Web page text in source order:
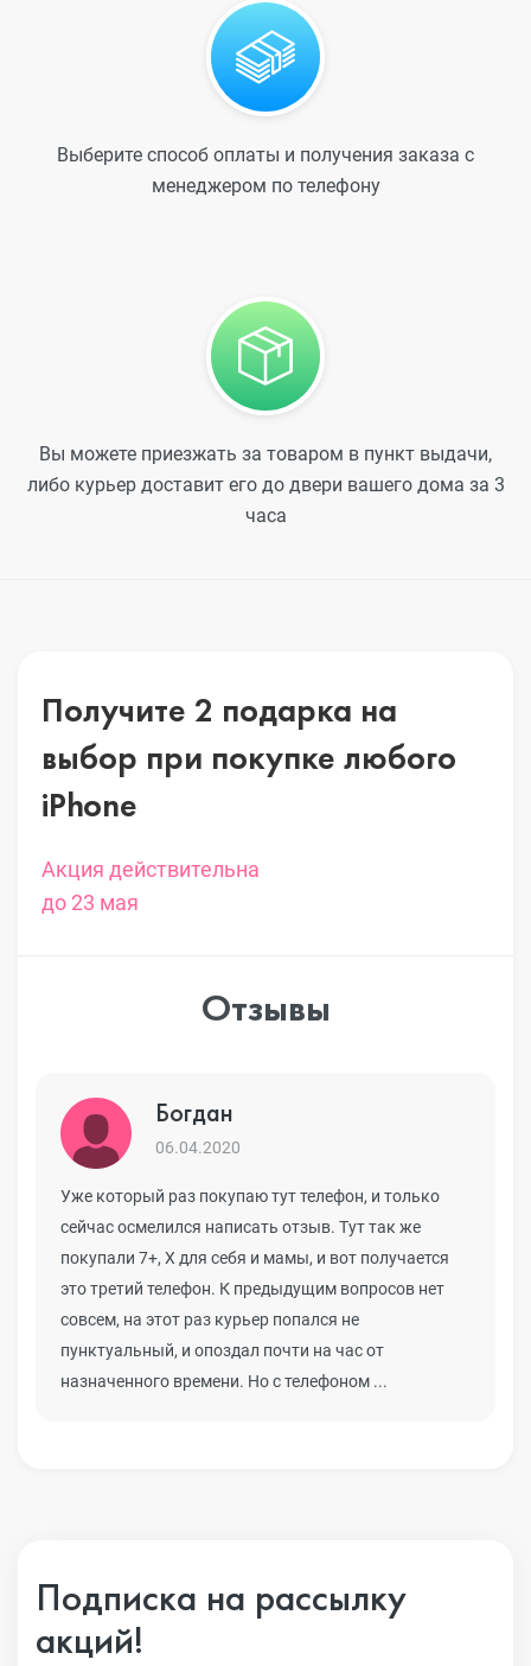
Выберите способ оплаты и получения заказа с
менеджером по телефону
Вы можете приезжать за товаром в пункт выдачи,
либо курьер доставит его до двери вашего дома за 3
часа
Получите 2 подарка на
выбор при покупке любого
iPhone
Акция действительна
до 23 мая
Отзывы
Богдан
06.04.2020
Уже который раз покупаю тут телефон, и только
сейчас осмелился написать отзыв. Тут так же
покупали 7+, Х для себя и мамы, и вот получается
это третий телефон. К предыдущим вопросов нет
совсем, на этот раз курьер попался не
пунктуальный, и опоздал почти на час от
назначенного времени. Но с телефоном ...
Подписка на рассылку
акций!